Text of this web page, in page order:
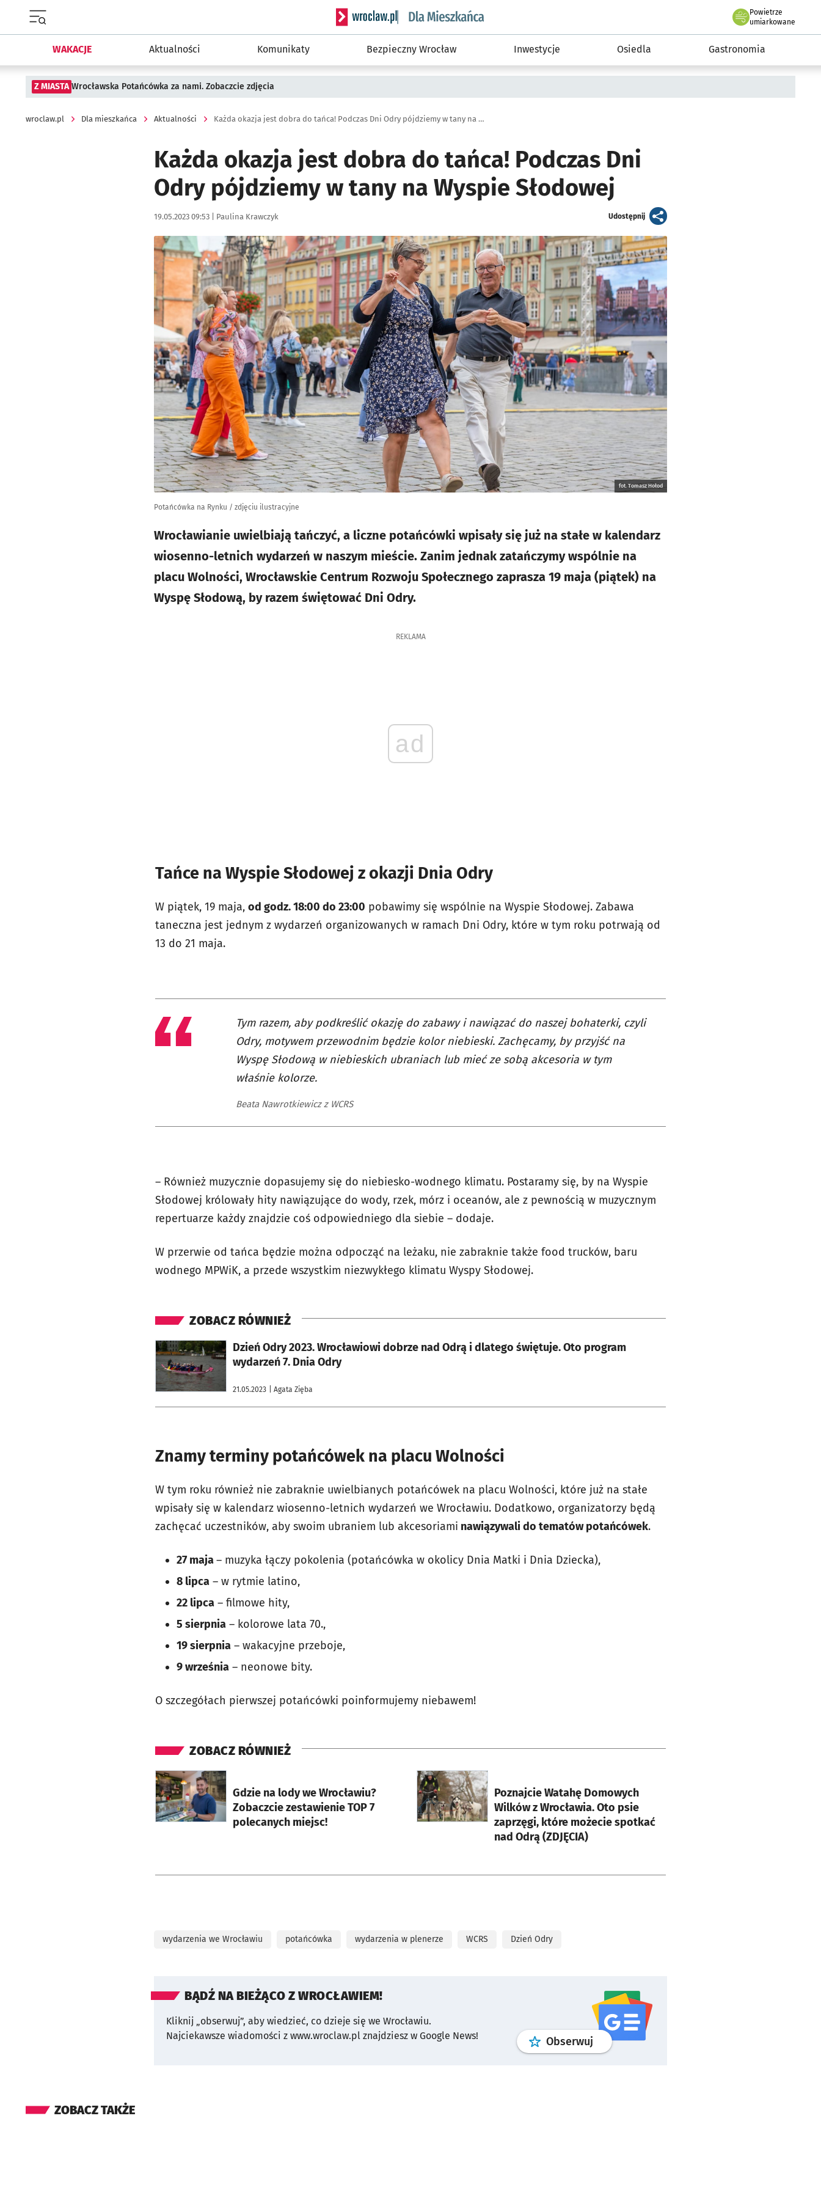
Serwis informacyjny wroclaw.pl podserwis: Dla mieszkańca
Powietrze
we Wrocławiu
umiarkowane
WAKACJE Aktualności Komunikaty Bezpieczny Wrocław Inwestycje Osiedla Gastronomia
Z MIASTA Wrocławska Potańcówka za nami. Zobaczcie zdjęcia
wroclaw.pl Dla mieszkańca Aktualności Każda okazja jest dobra do tańca! Podczas Dni Odry pójdziemy w tany na Wyspie Słodowej
Każda okazja jest dobra do tańca! Podczas Dni
Odry pójdziemy w tany na Wyspie Słodowej
Data publikacji:
19.05.2023 09:53 | Autor:
Paulina Krawczyk Udostępnijartykuł
Kliknij, aby powiększyć
fot. Tomasz Hołod
Potańcówka na Rynku / zdjęciu ilustracyjne
Wrocławianie uwielbiają tańczyć, a liczne potańcówki wpisały się już na stałe w kalendarz
wiosenno-letnich wydarzeń w naszym mieście. Zanim jednak zatańczymy wspólnie na
placu Wolności, Wrocławskie Centrum Rozwoju Społecznego zaprasza 19 maja (piątek) na
Wyspę Słodową, by razem świętować Dni Odry.
REKLAMA
ad
Tańce na Wyspie Słodowej z okazji Dnia Odry
W piątek, 19 maja, od godz. 18:00 do 23:00 pobawimy się wspólnie na Wyspie Słodowej. Zabawa
taneczna jest jednym z wydarzeń organizowanych w ramach Dni Odry, które w tym roku potrwają od
13 do 21 maja.
Tym razem, aby podkreślić okazję do zabawy i nawiązać do naszej bohaterki, czyli
Odry, motywem przewodnim będzie kolor niebieski. Zachęcamy, by przyjść na
Wyspę Słodową w niebieskich ubraniach lub mieć ze sobą akcesoria w tym
właśnie kolorze.
Beata Nawrotkiewicz z WCRS
– Również muzycznie dopasujemy się do niebiesko-wodnego klimatu. Postaramy się, by na Wyspie
Słodowej królowały hity nawiązujące do wody, rzek, mórz i oceanów, ale z pewnością w muzycznym
repertuarze każdy znajdzie coś odpowiedniego dla siebie – dodaje.
W przerwie od tańca będzie można odpocząć na leżaku, nie zabraknie także food trucków, baru
wodnego MPWiK, a przede wszystkim niezwykłego klimatu Wyspy Słodowej.
ZOBACZ RÓWNIEŻ
Dzień Odry 2023. Wrocławiowi dobrze nad Odrą i dlatego świętuje. Oto program
wydarzeń 7. Dnia Odry
21.05.2023 | Agata Zięba
otworzy się w nowej karcie
Znamy terminy potańcówek na placu Wolności
W tym roku również nie zabraknie uwielbianych potańcówek na placu Wolności, które już na stałe
wpisały się w kalendarz wiosenno-letnich wydarzeń we Wrocławiu. Dodatkowo, organizatorzy będą
zachęcać uczestników, aby swoim ubraniem lub akcesoriami nawiązywali do tematów potańcówek.
27 maja– muzyka łączy pokolenia (potańcówka w okolicy Dnia Matki i Dnia Dziecka),
8 lipca – w rytmie latino,
22 lipca – filmowe hity,
5 sierpnia – kolorowe lata 70.,
19 sierpnia – wakacyjne przeboje,
9 września – neonowe bity.
O szczegółach pierwszej potańcówki poinformujemy niebawem!
ZOBACZ RÓWNIEŻ
Gdzie na lody we Wrocławiu?
Zobaczcie zestawienie TOP 7
polecanych miejsc!
otworzy się w nowej karcie
Poznajcie Watahę Domowych
Wilków z Wrocławia. Oto psie
zaprzęgi, które możecie spotkać
nad Odrą (ZDJĘCIA)
otworzy się w nowej karcie
wydarzenia we Wrocławiu potańcówka wydarzenia w plenerze WCRS Dzień Odry
BĄDŹ NA BIEŻĄCO Z WROCŁAWIEM!
Kliknij „obserwuj”, aby wiedzieć, co dzieje się we Wrocławiu.
Najciekawsze wiadomości z www.wroclaw.pl znajdziesz w Google News!
Obserwuj profilgoogle news
ZOBACZ TAKŻE